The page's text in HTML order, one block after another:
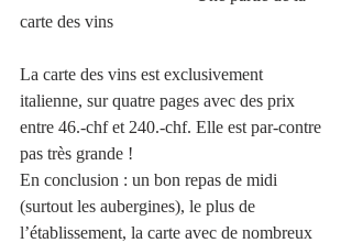
carte des vins
La carte des vins est exclusivement
italienne, sur quatre pages avec des prix
entre 46.-chf et 240.-chf. Elle est par-contre
pas très grande !
En conclusion : un bon repas de midi
(surtout les aubergines), le plus de
l’établissement, la carte avec de nombreux